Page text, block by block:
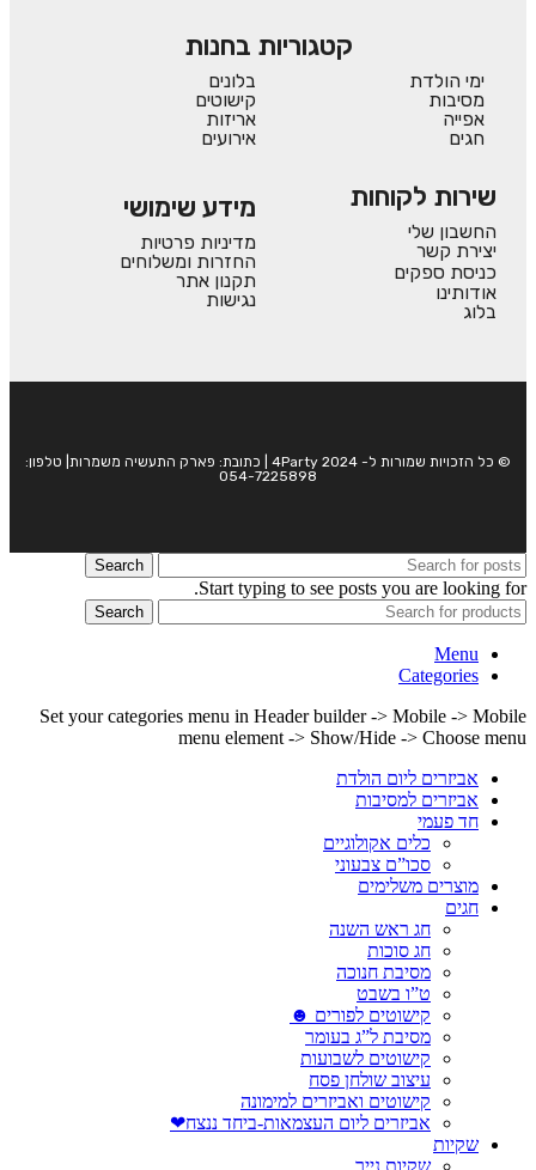
קטגוריות בחנות
ימי הולדת
מסיבות
אפייה
חגים
בלונים
קישוטים
אריזות
אירועים
שירות לקוחות
החשבון שלי
יצירת קשר
כניסת ספקים
אודותינו
בלוג
מידע שימושי
מדיניות פרטיות
החזרות ומשלוחים
תקנון אתר
נגישות
© כל הזכויות שמורות ל- 4Party 2024 | כתובת: פארק התעשיה משמרות| טלפון:
054-7225898
Search
Start typing to see posts you are looking for.
Search
Menu
Categories
Set your categories menu in Header builder -> Mobile -> Mobile
menu element -> Show/Hide -> Choose menu
אביזרים ליום הולדת
אביזרים למסיבות
חד פעמי
כלים אקולוגיים
סכו”ם צבעוני
מוצרים משלימים
חגים
חג ראש השנה
חג סוכות
מסיבת חנוכה
ט”ו בשבט
קישוטים לפורים ☻
מסיבת ל”ג בעומר
קישוטים לשבועות
עיצוב שולחן פסח
קישוטים ואביזרים למימונה
אביזרים ליום העצמאות-ביחד ננצח❤
שקיות
שקיות נייר